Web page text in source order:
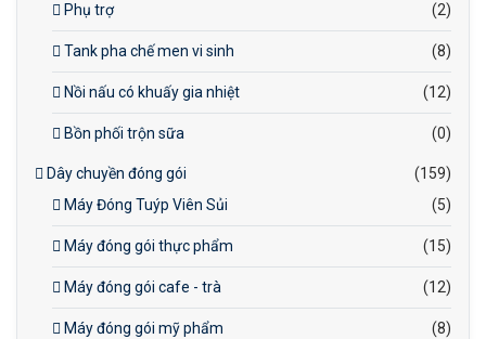
Phụ trợ (2)
Tank pha chế men vi sinh (8)
Nồi nấu có khuấy gia nhiệt (12)
Bồn phối trộn sữa (0)
Dây chuyền đóng gói
(159)
Máy Đóng Tuýp Viên Sủi
(5)
Máy đóng gói thực phẩm (15)
Máy đóng gói cafe - trà (12)
Máy đóng gói mỹ phẩm (8)